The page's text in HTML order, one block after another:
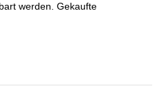
werden. Gekaufte